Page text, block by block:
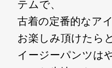
テムで、
古着の定番的なア
お楽しみ頂けたら
イージーパンツは